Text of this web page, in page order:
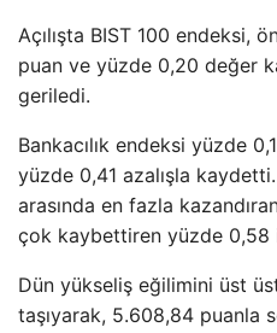
Açılışta BIST 100 endeksi,
puan ve yüzde 0,20 değer
geriledi.
Bankacılık endeksi yüzde
yüzde 0,41 azalışla
arasında en fazla
çok kaybettiren yüzde 0,58
Dün yükseliş eğilimini üst
taşıyarak, 5.608,84 puanla